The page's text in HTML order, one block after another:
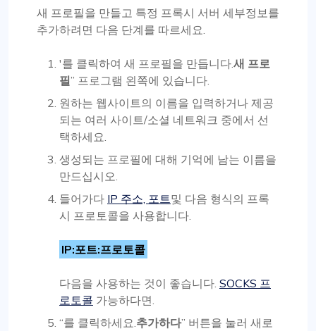
새 프로필을 만들고 특정 프록시 서버 세부정보를
추가하려면 다음 단계를 따르세요.
'를 클릭하여 새 프로필을 만듭니다.새 프로
필” 프로그램 왼쪽에 있습니다.
원하는 웹사이트의 이름을 입력하거나 제공
되는 여러 사이트/소셜 네트워크 중에서 선
택하세요.
생성되는 프로필에 대해 기억에 남는 이름을
만드십시오.
들어가다 IP 주소, 포트및 다음 형식의 프록
시 프로토콜을 사용합니다.
IP:포트:프로토콜
다음을 사용하는 것이 좋습니다. SOCKS 프
로토콜 가능하다면.
“를 클릭하세요.추가하다” 버튼을 눌러 새로